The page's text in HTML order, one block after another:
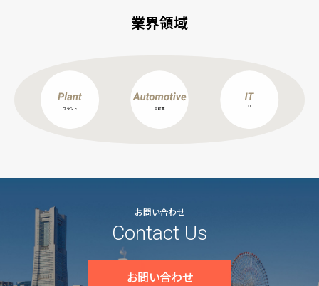
業界領域
お問い合わせ
Contact Us
お問い合わせ